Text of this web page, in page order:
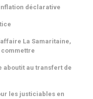
déclarative
La Samaritaine,
commettre
aboutit au transfert de
les justiciables en
JUDICIAIRE DE
de l'éthylomètre
dispositions du Code